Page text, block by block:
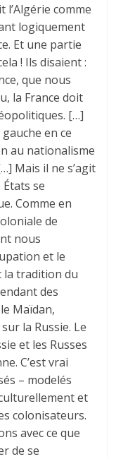
comme
logiquement
Et une partie
! Ils disaient :
que nous
la France doit
[…]
en ce
au nationalisme
Mais il ne s’agit
se
Comme en
de
nous
et le
la tradition du
des
Maïdan,
la Russie. Le
et les Russes
C’est vrai
– modelés
et
colonisateurs.
avec ce que
de se